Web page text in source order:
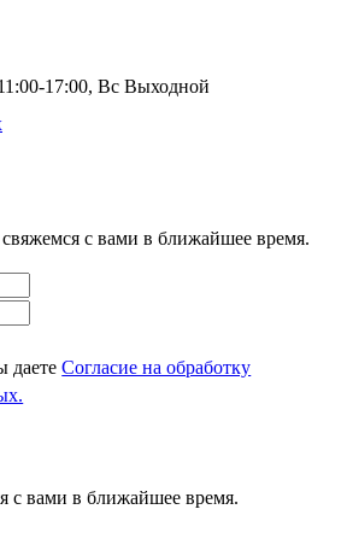
17:00, Вс Выходной
с вами в ближайшее время.
даетеСогласие на обработку
с вами в ближайшее время.